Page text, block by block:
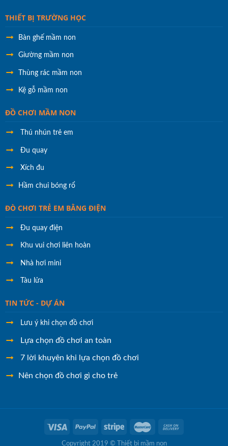
THIẾT BỊ TRƯỜNG HỌC
Bàn ghế mầm non
Giường mầm non
Thùng rác mầm non
Kệ gỗ mầm non
ĐỒ CHƠI MẦM NON
Thú nhún trẻ em
Đu quay
Xích đu
Hầm chui bóng rổ
ĐÒ CHƠI TRẺ EM BẰNG ĐIỆN
Đu quay điện
Khu vui chơi liên hoàn
Nhà hơi mini
Tàu lửa
TIN TỨC - DỰ ÁN
Lưu ý khi chọn đồ chơi
Lựa chọn đồ chơi an toàn
7 lời khuyên khi lựa chọn đồ chơi
Nên chọn đồ chơi gì cho trẻ
Copyright 2019 © Thiết bị mầm non